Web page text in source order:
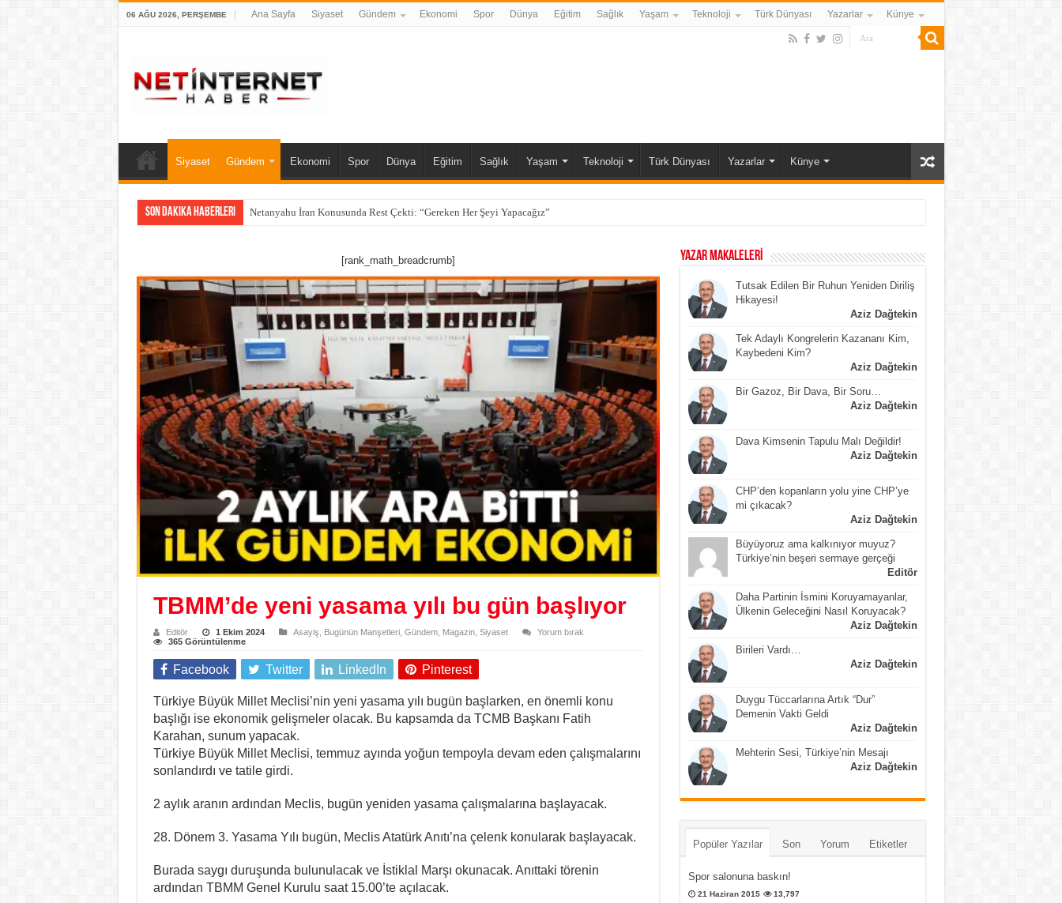
06 AĞU 2026, PERŞEMBE Ana Sayfa Siyaset Gündem Ekonomi Spor Dünya Eğitim Sağlık Yaşam Teknoloji Türk Dünyası Yazarlar Künye
Siyaset Gündem Ekonomi Spor Dünya Eğitim Sağlık Yaşam Teknoloji Türk Dünyası Yazarlar Künye
Son Dakika Haberleri Netanyahu İran Konusunda Rest Çekti: “Gereken Her Şeyi Yapacağız”
[rank_math_breadcrumb]
TBMM’de yeni yasama yılı bu gün başlıyor
Editör 1 Ekim 2024 Asayiş, Bugünün Manşetleri, Gündem, Magazin, Siyaset
Yorum bırak
365 Görüntülenme
Facebook Twitter LinkedIn Pinterest
Türkiye Büyük Millet Meclisi’nin yeni yasama yılı bugün başlarken, en önemli konu
başlığı ise ekonomik gelişmeler olacak. Bu kapsamda da TCMB Başkanı Fatih
Karahan, sunum yapacak.
Türkiye Büyük Millet Meclisi, temmuz ayında yoğun tempoyla devam eden çalışmalarını
sonlandırdı ve tatile girdi.
2 aylık aranın ardından Meclis, bugün yeniden yasama çalışmalarına başlayacak.
28. Dönem 3. Yasama Yılı bugün, Meclis Atatürk Anıtı’na çelenk konularak başlayacak.
Burada saygı duruşunda bulunulacak ve İstiklal Marşı okunacak. Anıttaki törenin
ardından TBMM Genel Kurulu saat 15.00’te açılacak.
YAZAR MAKALELERİ
Tutsak Edilen Bir Ruhun Yeniden Diriliş
Hikayesi!
Aziz Dağtekin
Tek Adaylı Kongrelerin Kazananı Kim,
Kaybedeni Kim?
Aziz Dağtekin
Bir Gazoz, Bir Dava, Bir Soru…
Aziz Dağtekin
Dava Kimsenin Tapulu Malı Değildir!
Aziz Dağtekin
CHP’den kopanların yolu yine CHP’ye
mi çıkacak?
Aziz Dağtekin
Büyüyoruz ama kalkınıyor muyuz?
Türkiye’nin beşeri sermaye gerçeği
Editör
Daha Partinin İsmini Koruyamayanlar,
Ülkenin Geleceğini Nasıl Koruyacak?
Aziz Dağtekin
Birileri Vardı…
Aziz Dağtekin
Duygu Tüccarlarına Artık “Dur”
Demenin Vakti Geldi
Aziz Dağtekin
Mehterin Sesi, Türkiye’nin Mesajı
Aziz Dağtekin
Popüler Yazılar Son Yorum Etiketler
Spor salonuna baskın!
21 Haziran 2015 13,797